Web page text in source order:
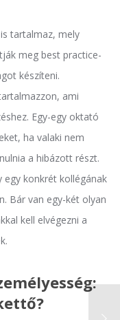
tartalmaz, mely
meg best practice-
készíteni.
ami
Egy-egy oktató
ha valaki nem
a hibázott részt.
egy konkrét kollégának
Bár van egy-két olyan
kell elvégezni a